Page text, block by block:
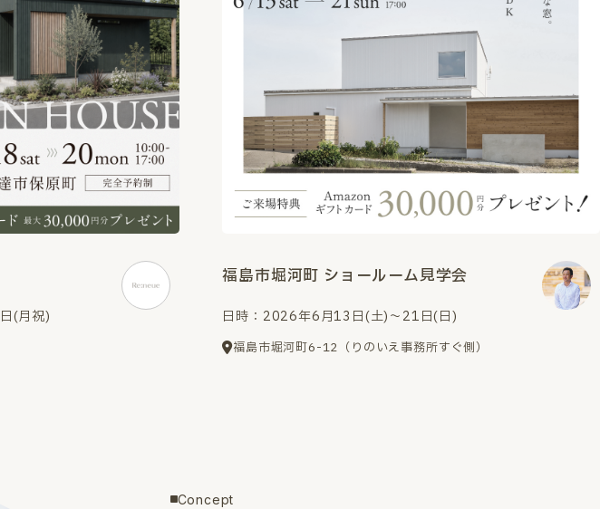
(月祝)
福島市堀河町 ショールーム見学会
日時：2026年6月13日(土)～21日(日)
福島市堀河町6-12（りのいえ事務所すぐ側）
Concept